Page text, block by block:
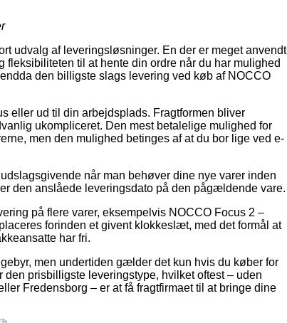
udvalg af leveringsløsninger. En der er meget anvendt
til at hente din ordre når du har mulighed
den billigste slags levering ved køb af NOCCO
eller ud til din arbejdsplads. Fragtformen bliver
ukompliceret. Den mest betalelige mulighed for
men den mulighed betinges af at du bor lige ved e-
når man behøver dine nye varer inden
den anslåede leveringsdato på den pågældende vare.
på flere varer, eksempelvis NOCCO Focus 2 –
forinden et givent klokkeslæt, med det formål at
har fri.
men undertiden gælder det kun hvis du køber for
prisbilligste leveringstype, hvilket oftest – uden
Fredensborg – er at få fragtfirmaet til at bringe dine